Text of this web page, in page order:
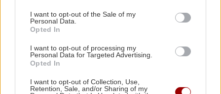
I want to opt-out of the Sale of my
Personal Data.
Opted In
I want to opt-out of processing my
Personal Data for Targeted Advertising.
Opted In
I want to opt-out of Collection, Use,
Retention, Sale, and/or Sharing of my
ΡΟΗ ΕΙΔΗΣΕΩΝ
ΥΓΕΙΑ